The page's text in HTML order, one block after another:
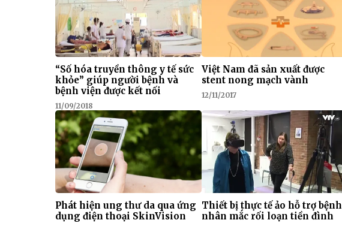
“Số hóa truyền thông y tế sức
khỏe” giúp người bệnh và
bệnh viện được kết nối
11/09/2018
Việt Nam đã sản xuất được
stent nong mạch vành
12/11/2017
Phát hiện ung thư da qua ứng
dụng điện thoại SkinVision
Thiết bị thực tế ảo hỗ trợ bệnh
nhân mắc rối loạn tiền đình